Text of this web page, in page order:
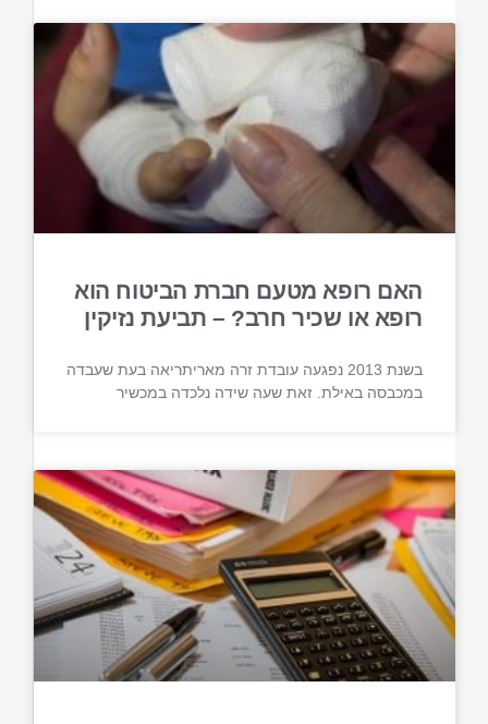
האם רופא מטעם חברת הביטוח הוא
רופא או שכיר חרב? – תביעת נזיקין
בשנת 2013 נפגעה עובדת זרה מאריתריאה בעת שעבדה
במכבסה באילת. זאת שעה שידה נלכדה במכשיר